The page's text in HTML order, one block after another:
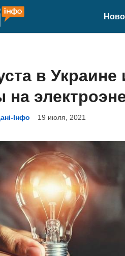
в Украине
на
Інфо 19 июля, 2021